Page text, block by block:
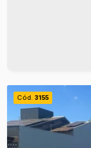
tempo.
e
2121 ou fale
Vendas pelo
Cód. 3155